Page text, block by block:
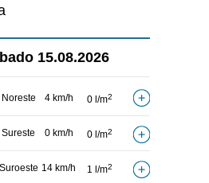
15.08.2026
Noreste 4 km/h 0 l/m2
Sureste 0 km/h 0 l/m2
Suroeste 14 km/h 1 l/m2